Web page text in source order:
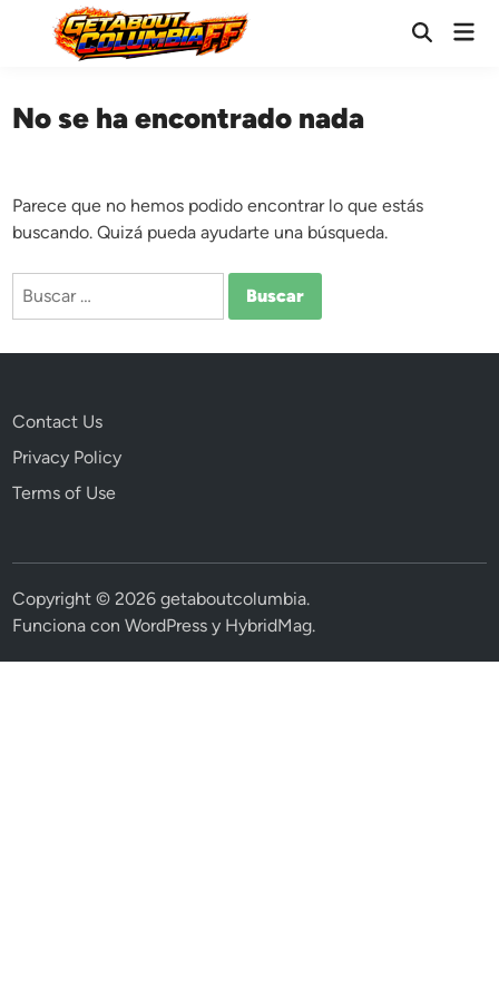
contenido
Abrir
No se ha encontrado nada
Parece que no hemos podido encontrar lo que estás
buscando. Quizá pueda ayudarte una búsqueda.
Buscar:
Contact Us
Privacy Policy
Terms of Use
Copyright © 2026getaboutcolumbia.
Funciona conWordPress y HybridMag.